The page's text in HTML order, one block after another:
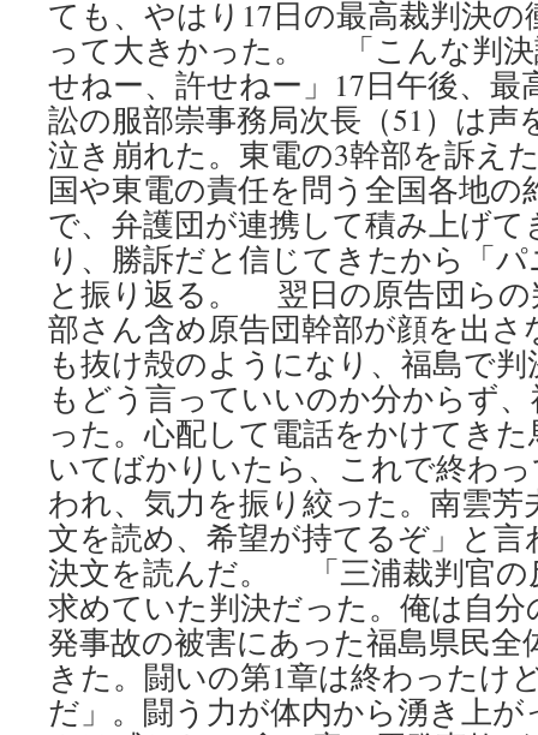
ても、やはり17日の最高裁判決
って大きかった。 「こんな判決
せねー、許せねー」17日午後、最
訟の服部崇事務局次長（51）は声
泣き崩れた。東電の3幹部を訴え
国や東電の責任を問う全国各地の
で、弁護団が連携して積み上げ
り、勝訴だと信じてきたから「
と振り返る。 翌日の原告団らの
部さん含め原告団幹部が顔を出
も抜け殻のようになり、福島で
もどう言っていいのか分からず
った。心配して電話をかけてき
いてばかりいたら、これで終わ
われ、気力を振り絞った。南雲芳
文を読め、希望が持てるぞ」と
決文を読んだ。 「三浦裁判官の
求めていた判決だった。俺は自
発事故の被害にあった福島県民
きた。闘いの第1章は終わったけ
だ」。闘う力が体内から湧き上